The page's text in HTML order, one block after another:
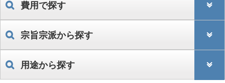
費用で探す
宗旨宗派から探す
用途から探す